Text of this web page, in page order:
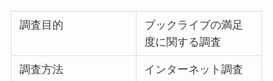
調査目的
ブックライブの満足
度に関する調査
調査方法 インターネット調査